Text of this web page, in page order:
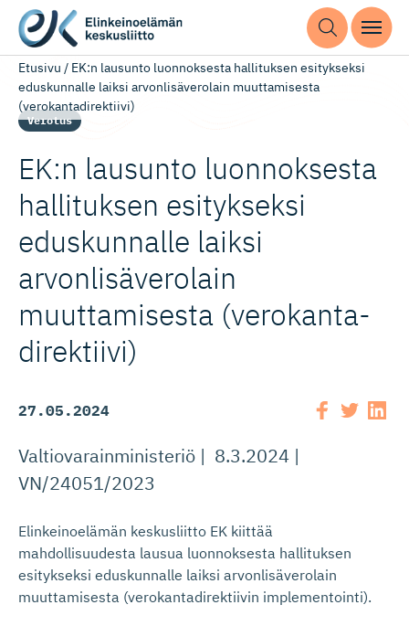
Etusivu / EK:n lausunto luonnoksesta hallituksen esitykseksi
eduskunnalle laiksi arvonlisäverolain muuttamisesta
(verokantadirektiivi)
Verotus
EK:n lausunto luonnoksesta
hallituksen esitykseksi
eduskunnalle laiksi
arvonlisä­ve­rolain
muuttamisesta (verokanta­
di­rektiivi)
27.05.2024
Valtiovarainministeriö | 8.3.2024 |
VN/24051/2023
Elinkeinoelämän keskusliitto EK kiittää
mahdollisuudesta lausua luonnoksesta hallituksen
esitykseksi eduskunnalle laiksi arvonlisäverolain
muuttamisesta (verokantadirektiivin implementointi).